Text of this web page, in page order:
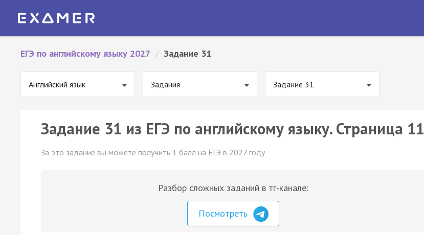
ЕГЭ по английскому языку 2027 / Задание 31
Английский язык Задания Задание 31
Задание 31 из ЕГЭ по английскому языку. Страница 11
За это задание вы можете получить 1 балл на ЕГЭ в 2027 году
Разбор сложных заданий в тг-канале:
Посмотреть